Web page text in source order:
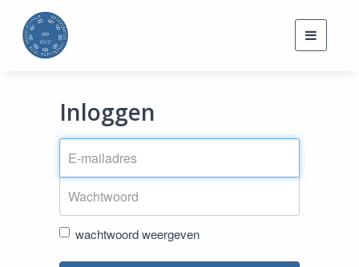
Toggle
Inloggen
wachtwoord weergeven